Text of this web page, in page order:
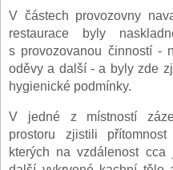
V částech provozovny
restaurace byly
s provozovanou činností -
oděvy a další - a byly zde
hygienické podmínky.
V jedné z místností
prostoru zjistili
kterých na vzdálenost